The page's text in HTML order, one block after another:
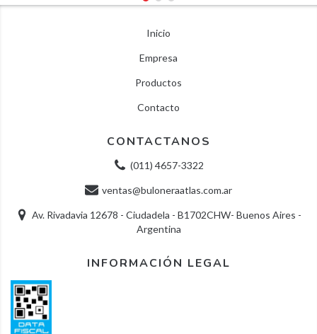
Inicio
Empresa
Productos
Contacto
CONTACTANOS
(011) 4657-3322
ventas@buloneraatlas.com.ar
Av. Rivadavia 12678 - Ciudadela - B1702CHW- Buenos Aires -
Argentina
INFORMACIÓN LEGAL